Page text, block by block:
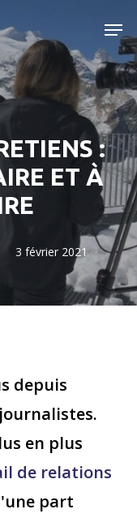
:
ET À
3 février 2021
depuis
en plus
de relations
part